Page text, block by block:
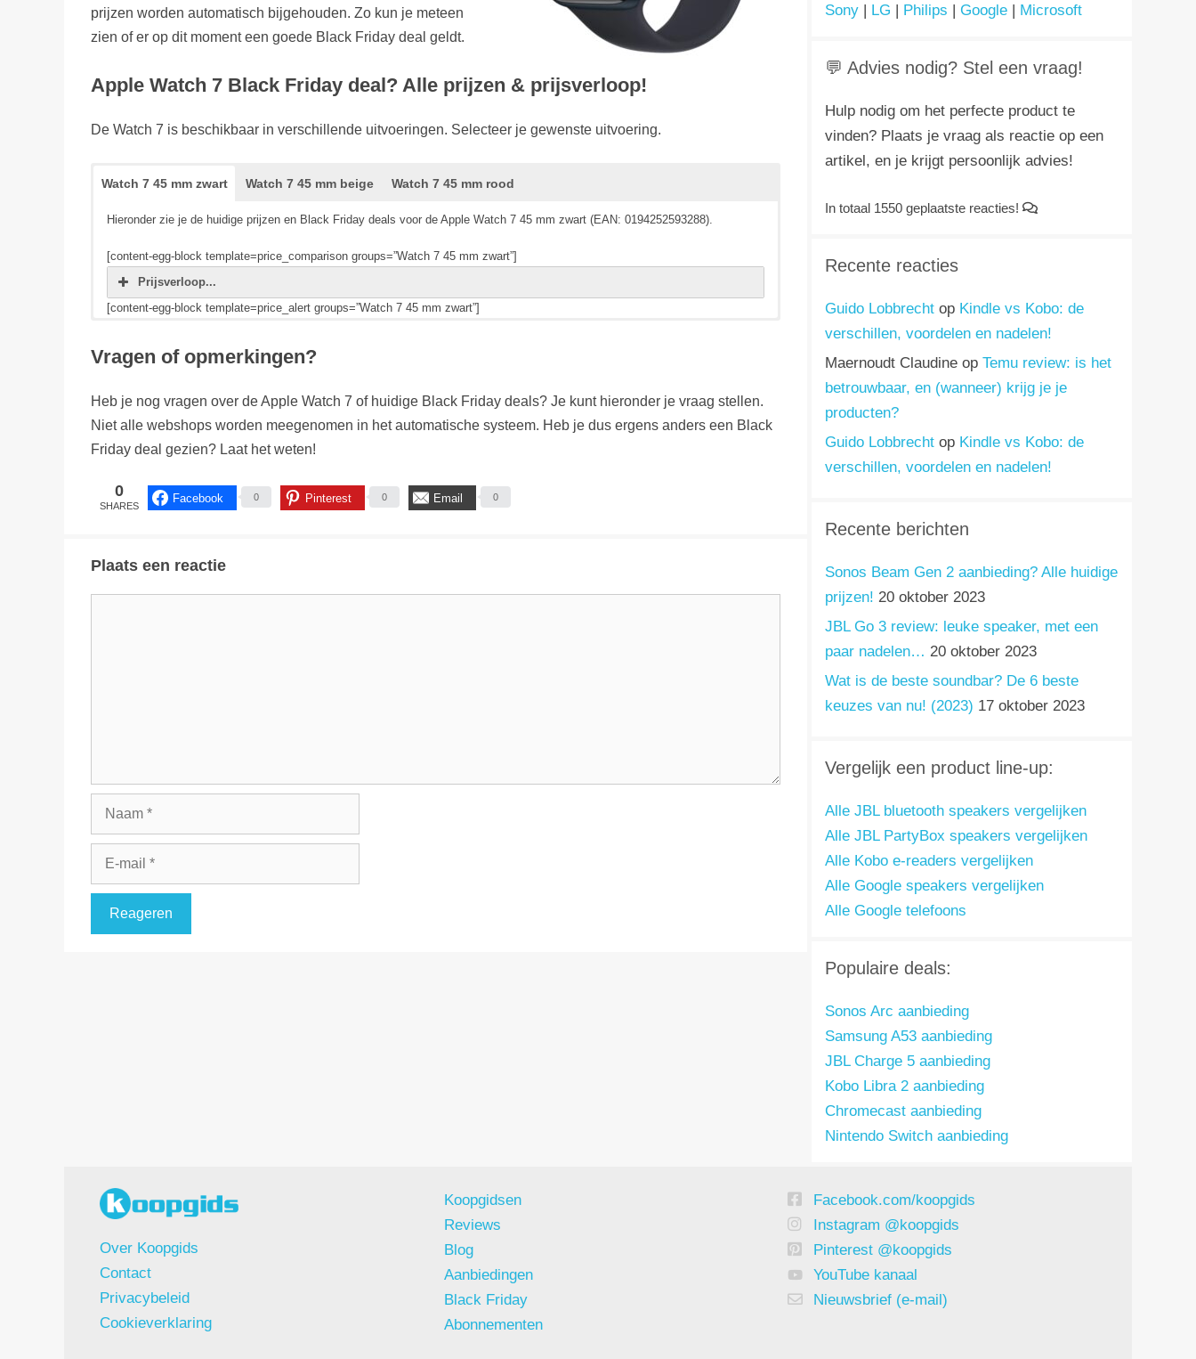
prijzen worden automatisch bijgehouden. Zo kun je meteen
zien of er op dit moment een goede Black Friday deal geldt.
Apple Watch 7 Black Friday deal? Alle prijzen & prijsverloop!
De Watch 7 is beschikbaar in verschillende uitvoeringen. Selecteer je gewenste uitvoering.
Watch 7 45 mm zwart Watch 7 45 mm beige Watch 7 45 mm rood
Hieronder zie je de huidige prijzen en Black Friday deals voor de Apple Watch 7 45 mm zwart (EAN: 0194252593288).
[content-egg-block template=price_comparison groups=”Watch 7 45 mm zwart”]
Prijsverloop...
[content-egg-block template=price_alert groups=”Watch 7 45 mm zwart”]
[content-egg-block template=price_comparison groups=”Watch 7 45 mm beige”]
[content-egg-block template=price_comparison groups=”Watch 7 45 mm rood”]
Vragen of opmerkingen?
Heb je nog vragen over de Apple Watch 7 of huidige Black Friday deals? Je kunt hieronder je vraag stellen.
Niet alle webshops worden meegenomen in het automatische systeem. Heb je dus ergens anders een Black
Friday deal gezien? Laat het weten!
0
SHARES
Facebook 0 Pinterest 0 Email 0
Plaats een reactie
Naam
Sony | LG | Philips | Google | Microsoft
💬 Advies nodig? Stel een vraag!
Hulp nodig om het perfecte product te
vinden? Plaats je vraag als reactie op een
artikel, en je krijgt persoonlijk advies!
In totaal 1550 geplaatste reacties!
Recente reacties
Guido Lobbrecht op Kindle vs Kobo: de
verschillen, voordelen en nadelen!
Maernoudt Claudine op Temu review: is het
betrouwbaar, en (wanneer) krijg je je
producten?
Guido Lobbrecht op Kindle vs Kobo: de
verschillen, voordelen en nadelen!
Recente berichten
Sonos Beam Gen 2 aanbieding? Alle huidige
prijzen! 20 oktober 2023
JBL Go 3 review: leuke speaker, met een
paar nadelen… 20 oktober 2023
Wat is de beste soundbar? De 6 beste
keuzes van nu! (2023) 17 oktober 2023
Vergelijk een product line-up:
Alle JBL bluetooth speakers vergelijken
Alle JBL PartyBox speakers vergelijken
Alle Kobo e-readers vergelijken
Alle Google speakers vergelijken
Alle Google telefoons
Populaire deals:
Sonos Arc aanbieding
Samsung A53 aanbieding
JBL Charge 5 aanbieding
Kobo Libra 2 aanbieding
Chromecast aanbieding
Nintendo Switch aanbieding
Over Koopgids
Contact
Privacybeleid
Cookieverklaring
Koopgidsen
Reviews
Blog
Aanbiedingen
Black Friday
Abonnementen
Facebook.com/koopgids
Instagram @koopgids
Pinterest @koopgids
YouTube kanaal
Nieuwsbrief (e-mail)